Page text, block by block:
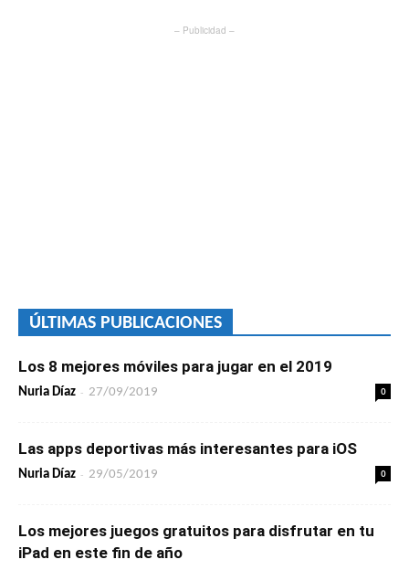
– Publicidad –
ÚLTIMAS PUBLICACIONES
Los 8 mejores móviles para jugar en el 2019
Nuria Díaz - 27/09/2019 0
Las apps deportivas más interesantes para iOS
Nuria Díaz - 29/05/2019 0
Los mejores juegos gratuitos para disfrutar en tu
iPad en este fin de año